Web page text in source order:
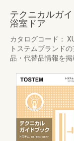
テクニカルガ
浴室ドア
カタログコード：
トステムブランド
品・代替品情報を掲